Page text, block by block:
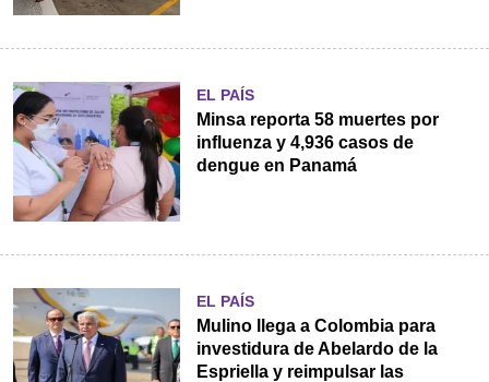
EL PAÍS
Minsa reporta 58 muertes por
influenza y 4,936 casos de
dengue en Panamá
EL PAÍS
Mulino llega a Colombia para
investidura de Abelardo de la
Espriella y reimpulsar las